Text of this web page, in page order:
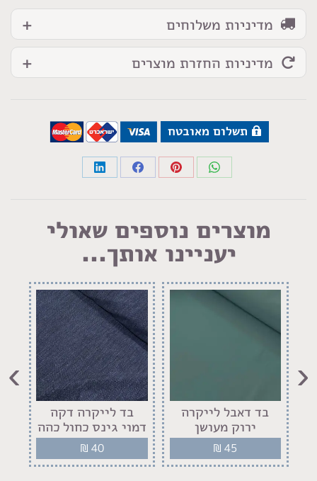
מדיניות משלוחים
מדיניות החזרת מוצרים
תשלום מאובטח
Share
Share
Share
Share
LinkedIn
מוצרים נוספים שאולי
יעניינו אותך...
בד דאבל לייקרה
ירוק מעושן
₪ 45
בד לייקרה דקה
דמוי גינס כחול כהה
₪ 40
‹
›